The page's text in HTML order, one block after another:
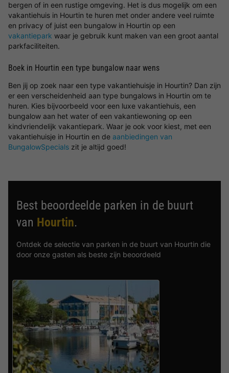
bergen of in een rustige omgeving. Het is dus mogelijk om een
vakantiehuis in Hourtin te huren met onder andere veel ruimte
en privacy of juist een bungalow in Hourtin op een
vakantiepark waar je gebruik kunt maken van een groot aantal
parkfaciliteiten.
Boek in Hourtin een type bungalow naar wens
Ben jij op zoek naar een type vakantiehuisje in Hourtin? Dan zijn
er een verscheidenheid aan type bungalows in Hourtin om te
huren. Kies bijvoorbeeld voor een luxe vakantiehuis, een
bungalow aan het water of een vakantiewoning op een
kindvriendelijk vakantiepark. Waar je ook voor kiest, met een
vakantiehuisje in Hourtin en de aanbiedingen van
BungalowSpecials zit je altijd goed!
Best beoordeelde parken in de buurt
van Hourtin.
Ontdek de selectie van parken in de buurt van Hourtin die
door onze gasten als beste zijn beoordeeld